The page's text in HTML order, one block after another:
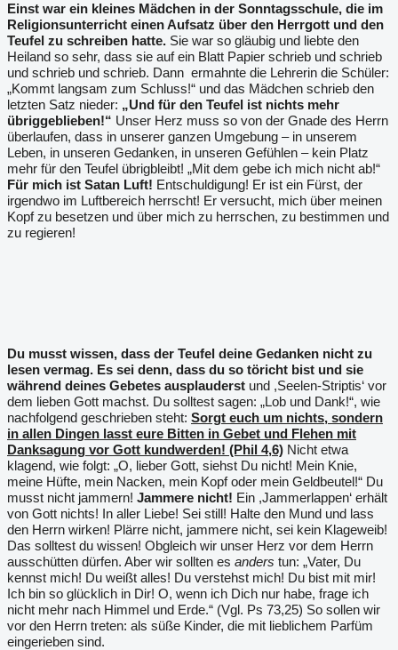
Einst war ein kleines Mädchen in der Sonntagsschule, die im
Religionsunterricht einen Aufsatz über den Herrgott und den
Teufel zu schreiben hatte. Sie war so gläubig und liebte den
Heiland so sehr, dass sie auf ein Blatt Papier schrieb und schrieb
und schrieb und schrieb. Dann ermahnte die Lehrerin die Schüler:
„Kommt langsam zum Schluss!“ und das Mädchen schrieb den
letzten Satz nieder: „Und für den Teufel ist nichts mehr
übriggeblieben!“ Unser Herz muss so von der Gnade des Herrn
überlaufen, dass in unserer ganzen Umgebung – in unserem
Leben, in unseren Gedanken, in unseren Gefühlen – kein Platz
mehr für den Teufel übrigbleibt! „Mit dem gebe ich mich nicht ab!“
Für mich ist Satan Luft! Entschuldigung! Er ist ein Fürst, der
irgendwo im Luftbereich herrscht! Er versucht, mich über meinen
Kopf zu besetzen und über mich zu herrschen, zu bestimmen und
zu regieren!
Du musst wissen, dass der Teufel deine Gedanken nicht zu
lesen vermag. Es sei denn, dass du so töricht bist und sie
während deines Gebetes ausplauderst und ,Seelen-Striptis‘ vor
dem lieben Gott machst. Du solltest sagen: „Lob und Dank!“, wie
nachfolgend geschrieben steht: Sorgt euch um nichts, sondern
in allen Dingen lasst eure Bitten in Gebet und Flehen mit
Danksagung vor Gott kundwerden! (Phil 4,6) Nicht etwa
klagend, wie folgt: „O, lieber Gott, siehst Du nicht! Mein Knie,
meine Hüfte, mein Nacken, mein Kopf oder mein Geldbeutel!“ Du
musst nicht jammern! Jammere nicht! Ein ,Jammerlappen‘ erhält
von Gott nichts! In aller Liebe! Sei still! Halte den Mund und lass
den Herrn wirken! Plärre nicht, jammere nicht, sei kein Klageweib!
Das solltest du wissen! Obgleich wir unser Herz vor dem Herrn
ausschütten dürfen. Aber wir sollten es anders tun: „Vater, Du
kennst mich! Du weißt alles! Du verstehst mich! Du bist mit mir!
Ich bin so glücklich in Dir! O, wenn ich Dich nur habe, frage ich
nicht mehr nach Himmel und Erde.“ (Vgl. Ps 73,25) So sollen wir
vor den Herrn treten: als süße Kinder, die mit lieblichem Parfüm
eingerieben sind.